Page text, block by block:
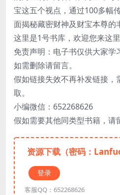
宝这五个视点，通过100多幅
面揭秘藏密财神及财宝本尊的
这里是1号书库，欢迎您来这
免责声明：电子书仅供大家学
如需删除请留言。
假如链接失效不再补发链接，
取。
小编微信：652268626
假如需要其他同类型书籍，请
资源下载（密码：
登录
客服QQ：652268626